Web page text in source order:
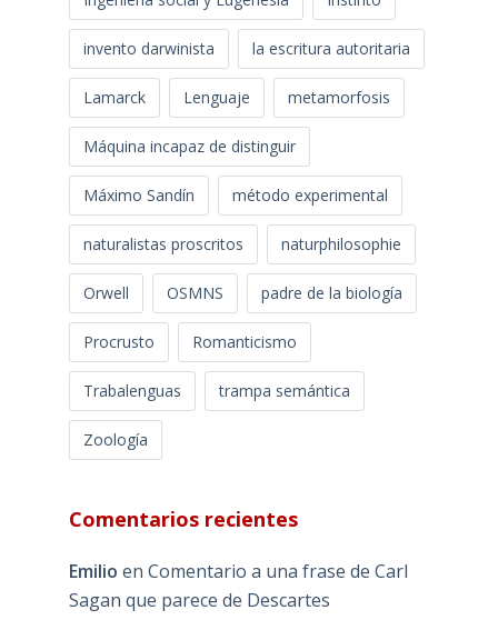
invento darwinista la escritura autoritaria
Lamarck Lenguaje metamorfosis
Máquina incapaz de distinguir
Máximo Sandín método experimental
naturalistas proscritos naturphilosophie
Orwell OSMNS padre de la biología
Procrusto Romanticismo
Trabalenguas trampa semántica
Zoología
Comentarios recientes
Emilio en Comentario a una frase de Carl
Sagan que parece de Descartes